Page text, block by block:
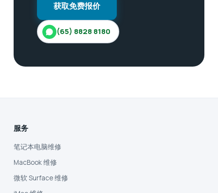
获取免费报价
(65) 8828 8180
服务
笔记本电脑维修
MacBook 维修
微软 Surface 维修